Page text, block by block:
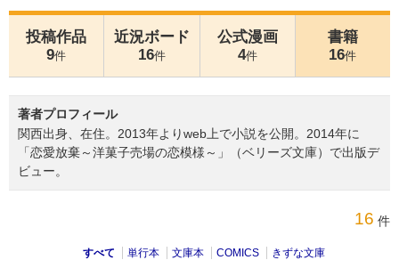
投稿作品
9件
近況ボード
16件
公式漫画
4件
書籍
16件
著者プロフィール
関西出身、在住。2013年よりweb上で小説を公開。2014年に
「恋愛放棄～洋菓子売場の恋模様～」（ベリーズ文庫）で出版デ
ビュー。
16 件
すべて 単行本 文庫本 COMICS きずな文庫